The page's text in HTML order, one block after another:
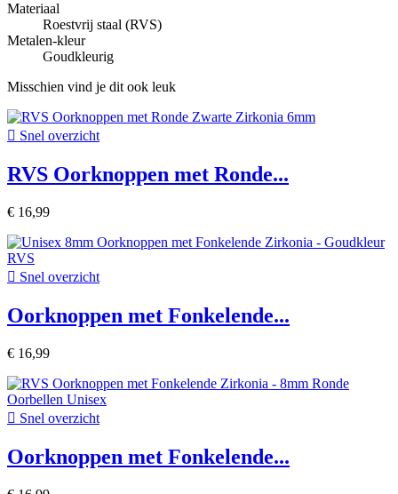
Materiaal
Roestvrij staal (RVS)
Metalen-kleur
Goudkleurig
Misschien vind je dit ook leuk
 Snel overzicht
RVS Oorknoppen met Ronde...
€ 16,99
 Snel overzicht
Oorknoppen met Fonkelende...
€ 16,99
 Snel overzicht
Oorknoppen met Fonkelende...